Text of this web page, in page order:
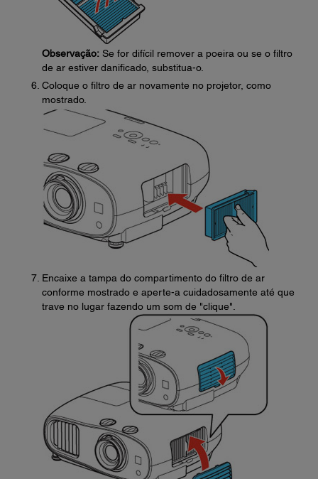
Observação: Se for difícil remover a poeira ou se o filtro
de ar estiver danificado, substitua-o.
Coloque o filtro de ar novamente no projetor, como
mostrado.
Encaixe a tampa do compartimento do filtro de ar
conforme mostrado e aperte-a cuidadosamente até que
trave no lugar fazendo um som de "clique".